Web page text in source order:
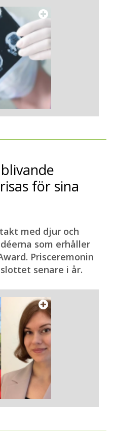
för sina
med djur och
som erhåller
Prisceremonin
senare i år.